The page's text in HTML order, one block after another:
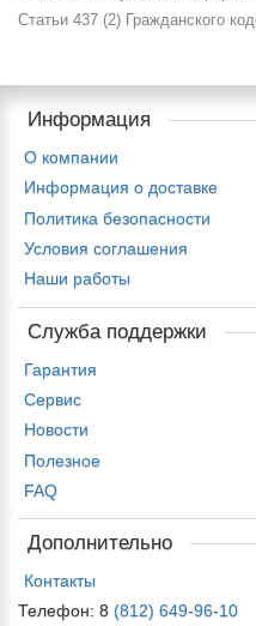
Статьи 437 (2) Гражданского
Информация
О компании
Информация о доставке
Политика безопасности
Условия соглашения
Наши работы
Служба поддержки
Гарантия
Сервис
Новости
Полезное
FAQ
Дополнительно
Контакты
Телефон: 8 (812) 649-96-10